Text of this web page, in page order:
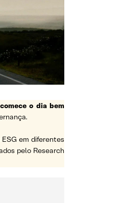
o dia bem
em diferentes
pelo Research